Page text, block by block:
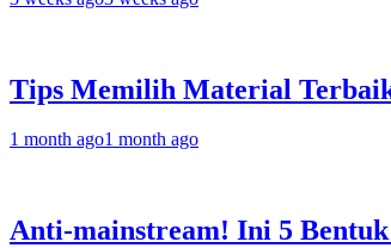
Tips Memilih Material
1 month ago1 month ago
Anti-mainstream! Ini 5